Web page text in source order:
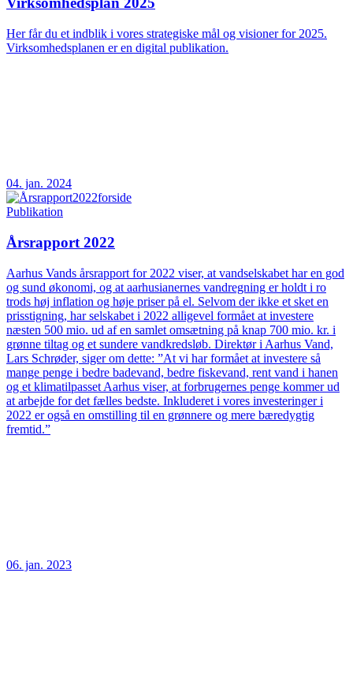
Her får du et indblik i vores strategiske mål og visioner for 2025.
Virksomhedsplanen er en digital publikation.
04. jan. 2024
Publikation
Årsrapport 2022
Aarhus Vands årsrapport for 2022 viser, at vandselskabet har en god
og sund økonomi, og at aarhusianernes vandregning er holdt i ro
trods høj inflation og høje priser på el. Selvom der ikke et sket en
prisstigning, har selskabet i 2022 alligevel formået at investere
næsten 500 mio. ud af en samlet omsætning på knap 700 mio. kr. i
grønne tiltag og et sundere vandkredsløb. Direktør i Aarhus Vand,
Lars Schrøder, siger om dette: ”At vi har formået at investere så
mange penge i bedre badevand, bedre fiskevand, rent vand i hanen
og et klimatilpasset Aarhus viser, at forbrugernes penge kommer ud
at arbejde for det fælles bedste. Inkluderet i vores investeringer i
2022 er også en omstilling til en grønnere og mere bæredygtig
fremtid.”
06. jan. 2023